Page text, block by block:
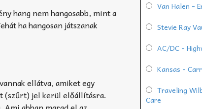
hang nem hangosabb, mint a
ha hangosan játszanak
ellátva, amiket egy
(szűrt) jel kerül előállításra.
Van Halen -
Stevie Ray
AC/DC -
Kansas -
Traveling
Care